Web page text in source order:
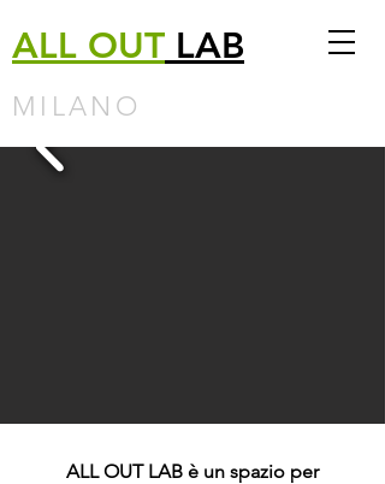
ALL OUT LAB
MILANO
ALL OUT LAB è un spazio per